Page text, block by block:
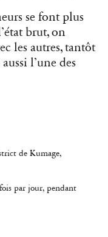
se font plus
brut, on
les autres, tantôt
l’une des
de Kumage,
par jour, pendant